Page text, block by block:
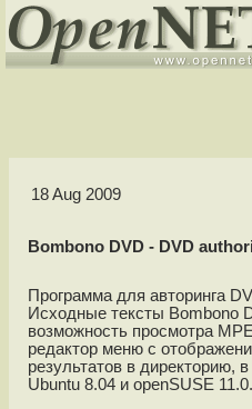
18 Aug 2009
Bombono DVD - DVD
Программа для авторинга
Исходные тексты Bombono
возможность просмотра
редактор меню c
результатов в директорию,
Ubuntu 8.04 и openSUSE 11.0.